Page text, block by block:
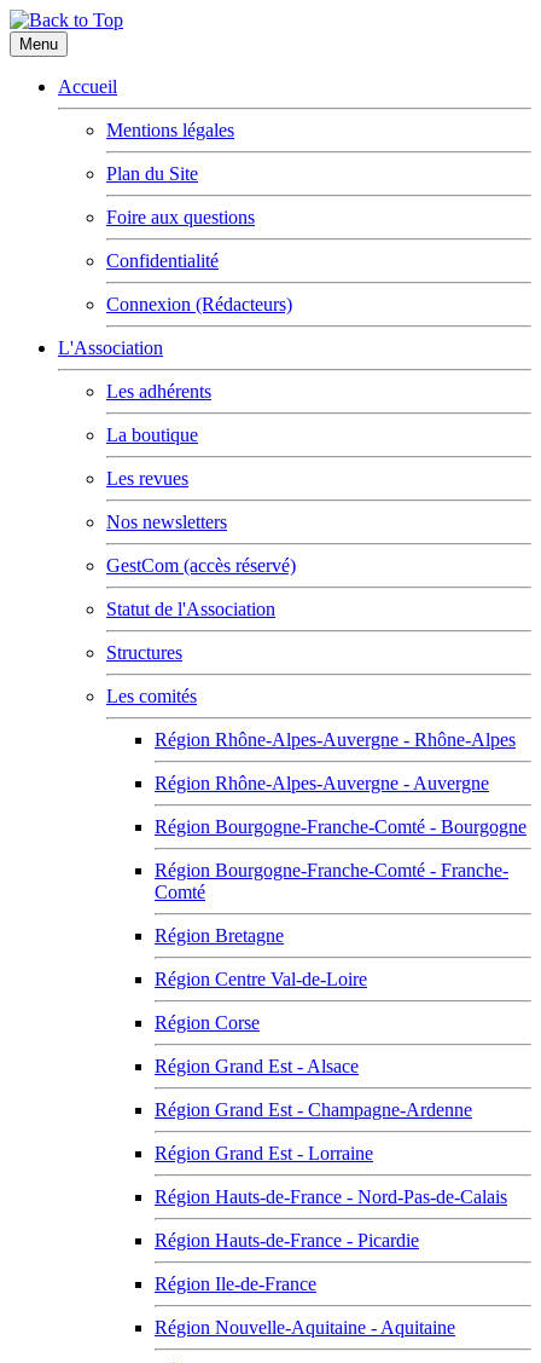
Menu
Accueil
Mentions légales
Plan du Site
Foire aux questions
Confidentialité
Connexion (Rédacteurs)
L'Association
Les adhérents
La boutique
Les revues
Nos newsletters
GestCom (accès réservé)
Statut de l'Association
Structures
Les comités
Région Rhône-Alpes-Auvergne - Rhône-Alpes
Région Rhône-Alpes-Auvergne - Auvergne
Région Bourgogne-Franche-Comté - Bourgogne
Région Bourgogne-Franche-Comté - Franche-
Comté
Région Bretagne
Région Centre Val-de-Loire
Région Corse
Région Grand Est - Alsace
Région Grand Est - Champagne-Ardenne
Région Grand Est - Lorraine
Région Hauts-de-France - Nord-Pas-de-Calais
Région Hauts-de-France - Picardie
Région Ile-de-France
Région Nouvelle-Aquitaine - Aquitaine